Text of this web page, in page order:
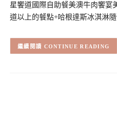
星饗道國際自助餐美澳牛肉饗宴
道以上的餐點+哈根達斯冰淇淋
CONTINUE READING